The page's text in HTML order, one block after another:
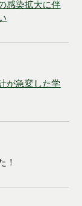
感染拡大に伴
が急変した学
！